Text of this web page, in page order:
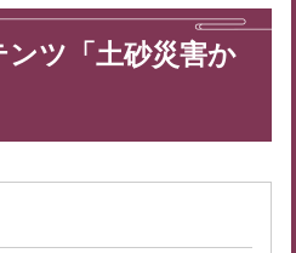
ンツ「土砂災害か